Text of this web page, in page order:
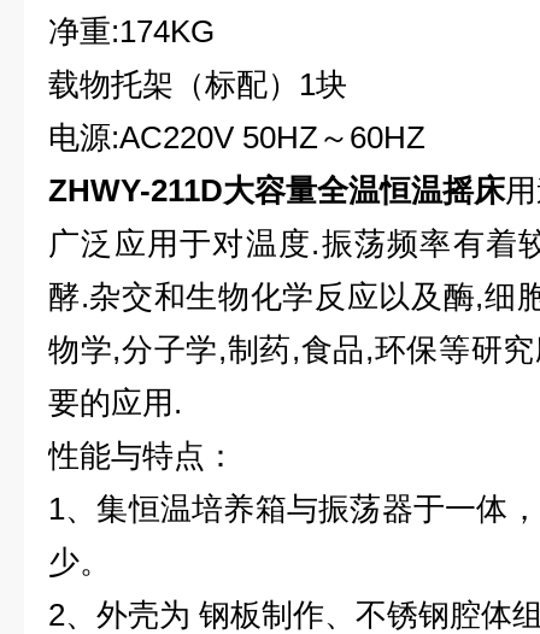
净重:174KG
载物托架（标配）1块
电源:AC220V 50HZ～60HZ
ZHWY-211D大容量全温恒温摇床
广泛应用于对温度.振荡频率有着
酵.杂交和生物化学反应以及酶,细
物学,分子学,制药,食品,环保等研
要的应用.
性能与特点：
1、集恒温培养箱与振荡器于一体
少。
2、外壳为 钢板制作、不锈钢腔体